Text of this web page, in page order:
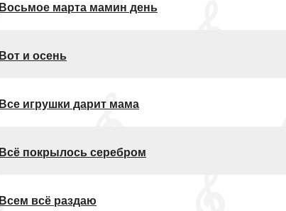
Восьмое марта мамин день
Вот и осень
Все игрушки дарит мама
Всё покрылось серебром
Всем всё раздаю